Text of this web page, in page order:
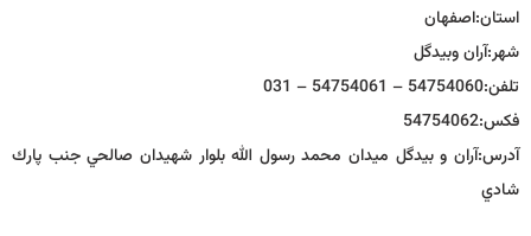
استان:اصفهان
شهر:آران وبيدگل
تلفن:54754060 – 54754061 – 031
فكس:54754062
آدرس:آران و بيدگل ميدان محمد رسول الله بلوار شهيدان صالحي جنب پارك
شادي